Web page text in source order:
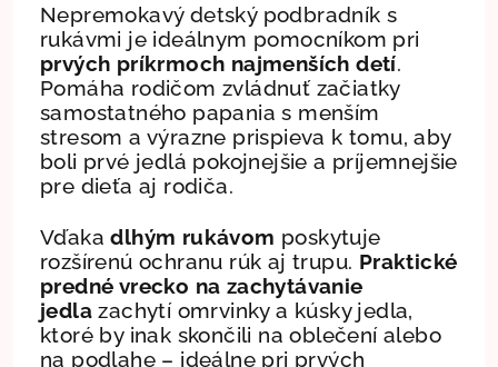
Nepremokavý detský podbradník s
rukávmi je ideálnym pomocníkom pri
prvých príkrmoch najmenších detí.
Pomáha rodičom zvládnuť začiatky
samostatného papania s menším
stresom a výrazne prispieva k tomu, aby
boli prvé jedlá pokojnejšie a príjemnejšie
pre dieťa aj rodiča.
Vďakadlhým rukávom poskytuje
rozšírenú ochranu rúk aj trupu. Praktické
predné vrecko na zachytávanie
jedlazachytí omrvinky a kúsky jedla,
ktoré by inak skončili na oblečení alebo
na podlahe – ideálne pri prvých